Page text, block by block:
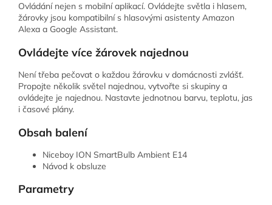
Ovládání nejen s mobilní aplikací. Ovládejte světla i hlasem,
žárovky jsou kompatibilní s hlasovými asistenty Amazon
Alexa a Google Assistant.
Ovládejte více žárovek najednou
Není třeba pečovat o každou žárovku v domácnosti zvlášť.
Propojte několik světel najednou, vytvořte si skupiny a
ovládejte je najednou. Nastavte jednotnou barvu, teplotu, jas
i časové plány.
Obsah balení
Niceboy ION SmartBulb Ambient E14
Návod k obsluze
Parametry